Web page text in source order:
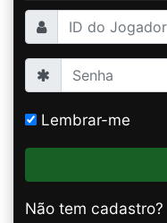
Lembrar-me
Não tem cadastro?